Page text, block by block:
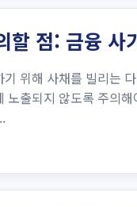
할 점: 금융 사
위해 사채를 빌리는
노출되지 않도록 주의